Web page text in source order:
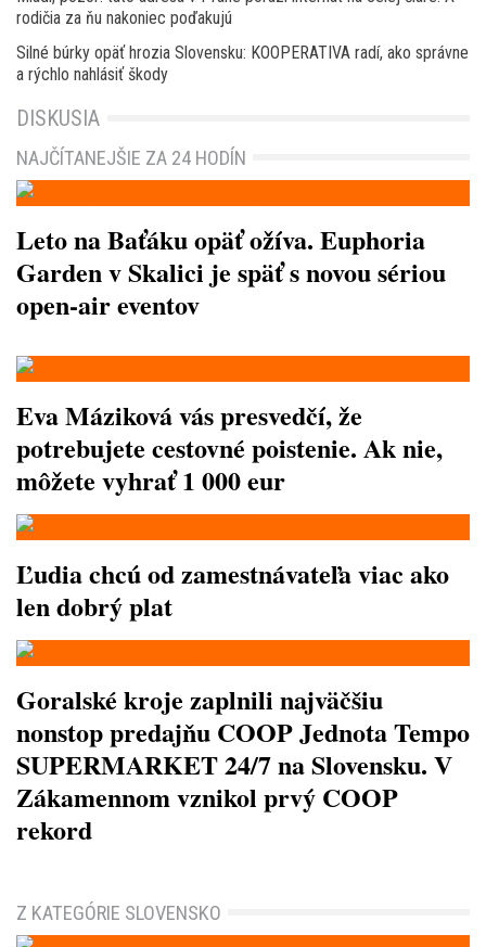
rodičia za ňu nakoniec poďakujú
Silné búrky opäť hrozia Slovensku: KOOPERATIVA radí, ako správne
a rýchlo nahlásiť škody
DISKUSIA
NAJČÍTANEJŠIE ZA 24 HODÍN
Leto na Baťáku opäť ožíva. Euphoria
Garden v Skalici je späť s novou sériou
open-air eventov
Eva Máziková vás presvedčí, že
potrebujete cestovné poistenie. Ak nie,
môžete vyhrať 1 000 eur
Ľudia chcú od zamestnávateľa viac ako
len dobrý plat
Goralské kroje zaplnili najväčšiu
nonstop predajňu COOP Jednota Tempo
SUPERMARKET 24/7 na Slovensku. V
Zákamennom vznikol prvý COOP
rekord
Z KATEGÓRIE SLOVENSKO